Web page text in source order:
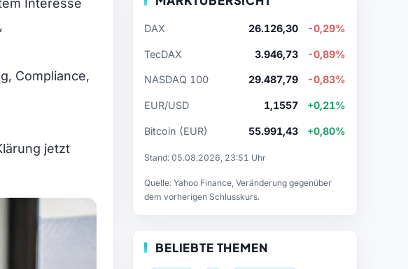
Interesse
Compliance,
jetzt
DAX 26.126,30 -0,29%
TecDAX 3.946,73 -0,89%
NASDAQ 100 29.487,79 -0,83%
EUR/USD 1,1557 +0,21%
Bitcoin (EUR) 55.991,43 +0,80%
Stand: 05.08.2026, 23:51 Uhr
Quelle: Yahoo Finance, Veränderung gegenüber
dem vorherigen Schlusskurs.
BELIEBTE THEMEN